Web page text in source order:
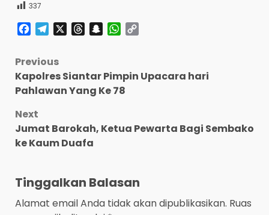
337
Facebook
TelegramThreadsSnapchatWhatsApp
Post
navigation
Previous
Kapolres Siantar Pimpin Upacara hari
Pahlawan Yang Ke 78
Next
Jumat Barokah, Ketua Pewarta Bagi Sembako
ke Kaum Duafa
Tinggalkan Balasan
Alamat email Anda tidak akan dipublikasikan. Ruas